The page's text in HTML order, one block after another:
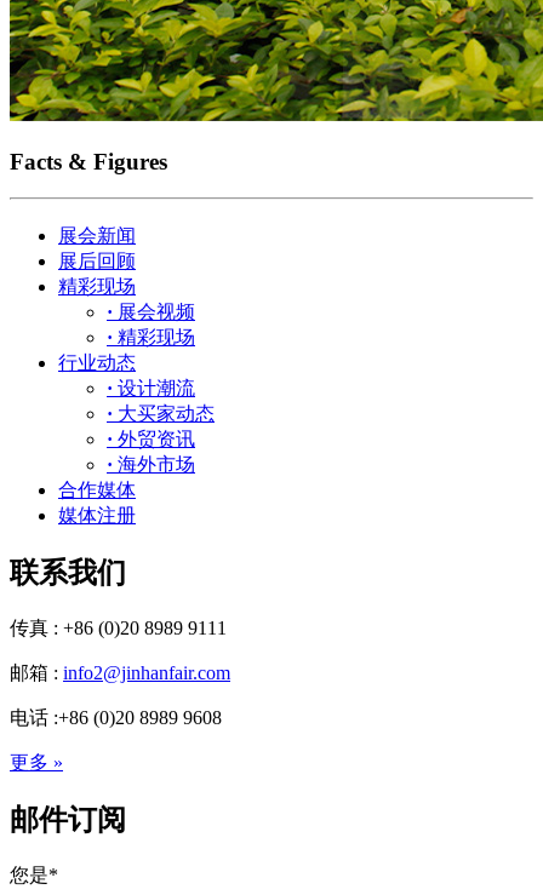
Facts & Figures
展会新闻
展后回顾
精彩现场
· 展会视频
· 精彩现场
行业动态
· 设计潮流
· 大买家动态
· 外贸资讯
· 海外市场
合作媒体
媒体注册
联系我们
传真 : +86 (0)20 8989 9111
邮箱 : info2@jinhanfair.com
电话 :+86 (0)20 8989 9608
更多 »
邮件订阅
您是*